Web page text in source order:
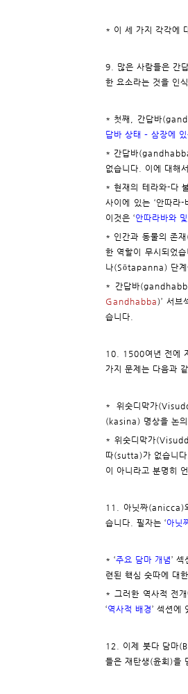
* 이 세 가지 각각에
9. 많은 사람들은 간
한 요소라는 것을 인
* 첫째, 간답바
답바 상태 – 삼장에 있
* 간답바
없습니다. 이에 대해
* 현재의 테라와-다
사이에 있는 ‘안따라
이것은 ‘안따라바와
* 인간과 동물의 존
한 역할이 무시되었
나(Sōtapanna) 단계
* 간답바
Gandhabba)’ 서브
습니다.
10. 1500여년 전에
가지 문제는 다음과
* 위숫디막가
(kasina) 명상을 논
* 위숫디막가
따(sutta)가 없습니
이 아니라고 분명히
11. 아닛짜(anicca)
습니다. 필자는 ‘아닛
* ‘주요 담마 개념’
련된 핵심 숫따에 대
* 그러한 역사적 전
‘역사적 배경’ 섹션에
12. 이제 붓다 담마
들은 재탄생(윤회)을